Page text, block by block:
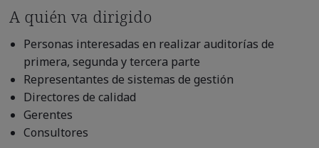
A quién va dirigido
Personas interesadas en realizar auditorías de
primera, segunda y tercera parte
Representantes de sistemas de gestión
Directores de calidad
Gerentes
Consultores